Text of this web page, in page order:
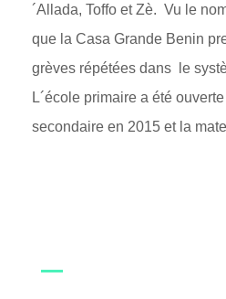
´Allada, Toffo et Zè. Vu le
que la Casa Grande Benin
grèves répétées dans le
L´école primaire a été
secondaire en 2015 et la